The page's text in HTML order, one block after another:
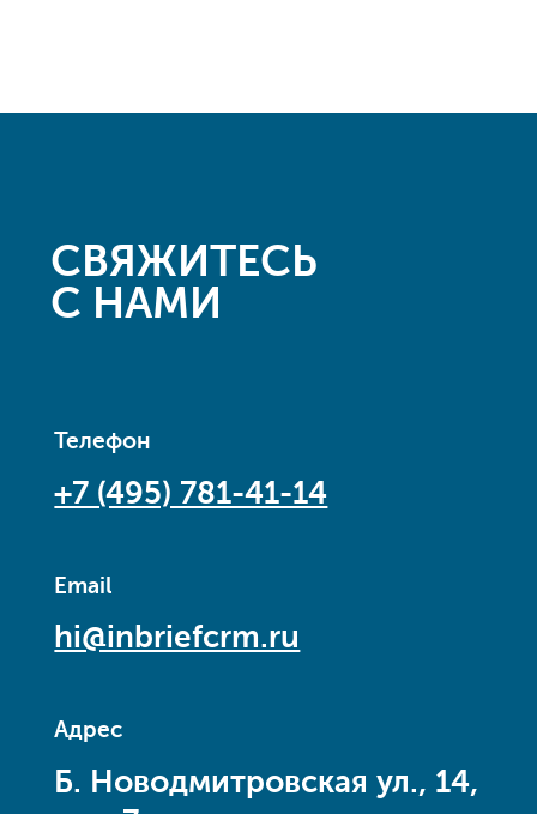
СВЯЖИТЕСЬ
С НАМИ
Телефон
+7 (495) 781-41-14
Email
hi@inbriefcrm.ru
Адрес
Б. Новодмитровская ул., 14,